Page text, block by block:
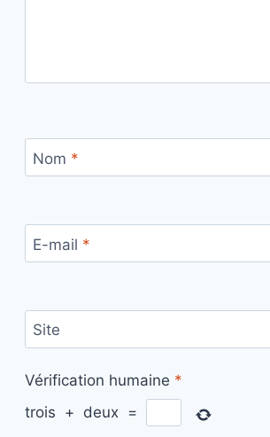
Nom *
E-mail *
Site
Vérification humaine *
trois + deux =